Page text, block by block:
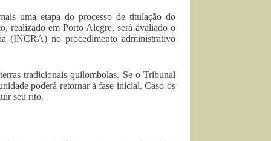
uma etapa do processo de titulação do
realizado em Porto Alegre, será avaliado o
(INCRA) no procedimento administrativo
tradicionais quilombolas. Se o Tribunal
poderá retornar à fase inicial. Caso os
seu rito.